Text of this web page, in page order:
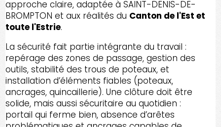
approche claire, adaptée à SAINT-DENIS-DE-
BROMPTON et aux réalités du Canton de l'Est et
toute l'Estrie.
La sécurité fait partie intégrante du travail :
repérage des zones de passage, gestion des
outils, stabilité des trous de poteaux, et
installation d’éléments fiables (poteaux,
ancrages, quincaillerie). Une clôture doit être
solide, mais aussi sécuritaire au quotidien :
portail qui ferme bien, absence d’arêtes